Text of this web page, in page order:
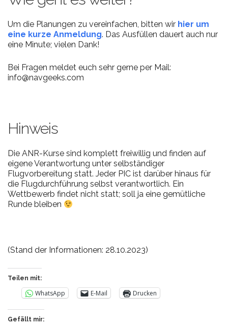
Um die Planungen zu vereinfachen, bitten wir hier um
eine kurze Anmeldung. Das Ausfüllen dauert auch nur
eine Minute; vielen Dank!
Bei Fragen meldet euch sehr gerne per Mail:
info@navgeeks.com
Hinweis
Die ANR-Kurse sind komplett freiwillig und finden auf
eigene Verantwortung unter selbständiger
Flugvorbereitung statt. Jeder PIC ist darüber hinaus für
die Flugdurchführung selbst verantwortlich. Ein
Wettbewerb findet nicht statt; soll ja eine gemütliche
Runde bleiben
(Stand der Informationen: 28.10.2023)
Teilen mit:
WhatsApp E-Mail Drucken
Gefällt mir: